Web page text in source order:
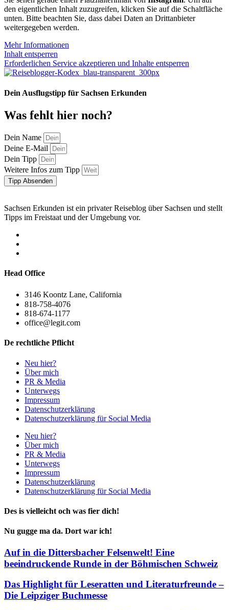
den eigentlichen Inhalt zuzugreifen, klicken Sie auf die Schaltfläche
unten. Bitte beachten Sie, dass dabei Daten an Drittanbieter
weitergegeben werden.
Mehr Informationen
Inhalt entsperren
Erforderlichen Service akzeptieren und Inhalte entsperren
Dein Ausflugstipp für Sachsen Erkunden
Was fehlt hier noch?
Dein Name
Deine E-Mail
Dein Tipp
Weitere Infos zum Tipp
Tipp Absenden
Sachsen Erkunden ist ein privater Reiseblog über Sachsen und stellt
Tipps im Freistaat und der Umgebung vor.
Head Office
3146 Koontz Lane, California
818-758-4076
818-674-1177
office@legit.com
De rechtliche Pflicht
Neu hier?
Über mich
PR & Media
Unterwegs
Impressum
Datenschutzerklärung
Datenschutzerklärung für Social Media
Neu hier?
Über mich
PR & Media
Unterwegs
Impressum
Datenschutzerklärung
Datenschutzerklärung für Social Media
Des is vielleicht och was fier dich!
Nu gugge ma da. Dort war ich!
Auf in die Dittersbacher Felsenwelt! Eine
beeindruckende Runde in der Böhmischen Schweiz
Das Highlight für Leseratten und Literaturfreunde –
Die Leipziger Buchmesse